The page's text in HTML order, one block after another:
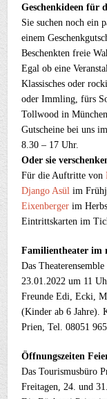
Geschenkideen für
Sie suchen noch ein
einem
Beschenkten freie
Egal ob eine
Klassisches oder
oder Immling, fürs
Tollwood in
Gutscheine bei uns
8.30 – 17 Uhr.
Oder sie
Für die Auftritte von
Django Asül im
Eixenberger im
Eintrittskarten im
Familientheater im
Das
23.01.2022 um 11
Freunde Edi, Ecki,
(Kinder ab 6 Jahre).
Prien, Tel. 08051
Öffnungszeiten
Das Tourismusbüro
Freitagen, 24. und